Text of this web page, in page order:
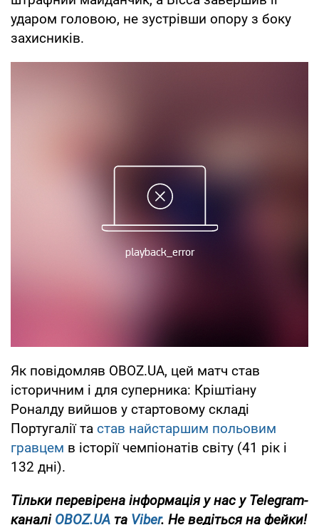
ударом головою, не зустрівши опору з боку
захисників.
Як повідомляв OBOZ.UA, цей матч став
історичним і для суперника: Кріштіану
Роналду вийшов у стартовому складі
Португалії та став найстаршим польовим
гравцем в історії чемпіонатів світу (41 рік і
132 дні).
Тільки перевірена інформація у нас у Telegram-
каналі OBOZ.UA та Viber. Не ведіться на фейки!